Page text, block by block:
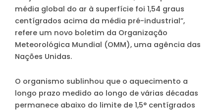
média global do ar à superfície foi 1,54 graus
centígrados acima da média pré-industrial”,
refere um novo boletim da Organização
Meteorológica Mundial (OMM), uma agência das
Nações Unidas.
O organismo sublinhou que o aquecimento a
longo prazo medido ao longo de várias décadas
permanece abaixo do limite de 1,5° centígrados